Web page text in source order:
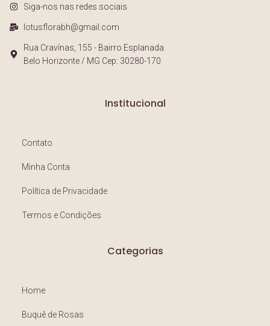
Siga-nos nas redes sociais
lotusflorabh@gmail.com
Rua Cravínas, 155 - Bairro Esplanada
Belo Horizonte / MG Cep: 30280-170
Institucional
Contato
Minha Conta
Política de Privacidade
Termos e Condições
Categorias
Home
Buquê de Rosas